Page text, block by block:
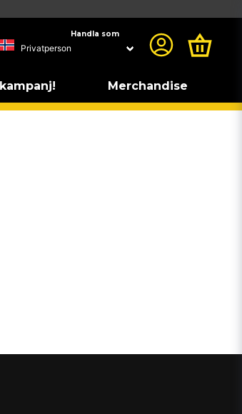
Handla som
Merchandise